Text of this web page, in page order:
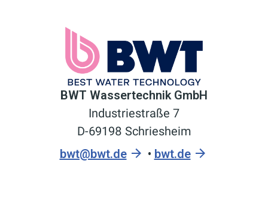
BWT Wassertechnik GmbH
Industriestraße 7
D-69198 Schriesheim
bwt@bwt.de
• bwt.de